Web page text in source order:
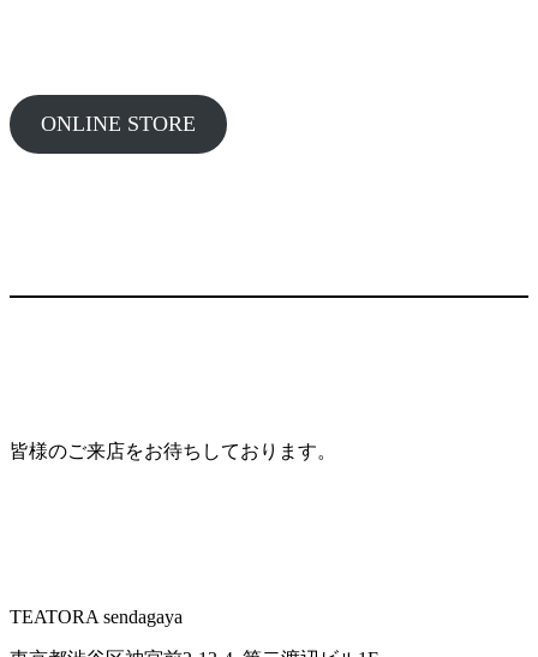
ONLINE STORE
皆様のご来店をお待ちしております。
TEATORA sendagaya